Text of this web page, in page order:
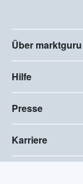
Über marktguru
Hilfe
Presse
Karriere